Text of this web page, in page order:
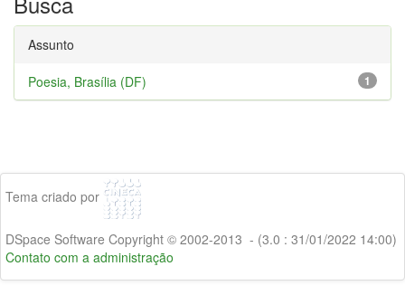
Assunto
1
Poesia, Brasília (DF)
Tema criado por
DSpace Software Copyright © 2002-2013 - (3.0 : 31/01/2022 14:00)
Contato com a administração